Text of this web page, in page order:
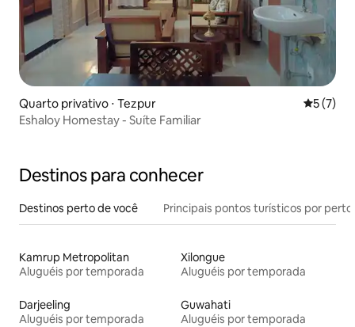
Quarto privativo ⋅ Tezpur 5 de
5 (7)
Eshaloy Homestay - Suíte Familiar
Destinos para conhecer
Destinos perto de você Principais pontos turísticos por perto
Kamrup Metropolitan
Aluguéis por temporada
Xilongue
Aluguéis por temporada
Darjeeling
Aluguéis por temporada
Guwahati
Aluguéis por temporada